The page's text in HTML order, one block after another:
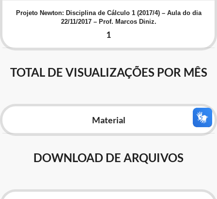
Advocacia-Geral da União
Planalto
Projeto Newton: Disciplina de Cálculo 1 (2017/4) – Aula do dia
22/11/2017 – Prof. Marcos Diniz.
1
TOTAL DE VISUALIZAÇÕES POR MÊS
Material
DOWNLOAD DE ARQUIVOS